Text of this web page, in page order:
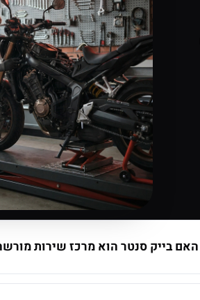
האם בייק סנטר הוא מרכז שירות